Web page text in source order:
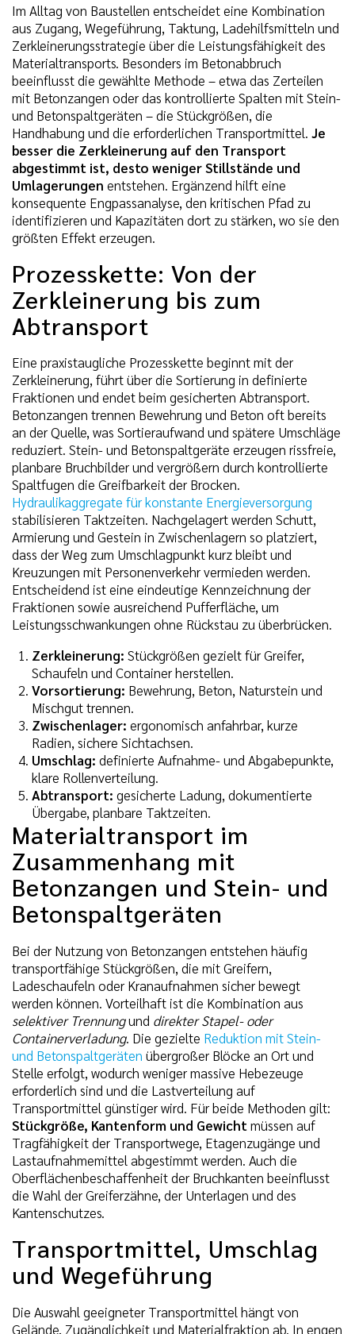
Im Alltag von Baustellen entscheidet eine Kombination
aus Zugang, Wegeführung, Taktung, Ladehilfsmitteln und
Zerkleinerungsstrategie über die Leistungsfähigkeit des
Materialtransports. Besonders im Betonabbruch
beeinflusst die gewählte Methode – etwa das Zerteilen
mit Betonzangen oder das kontrollierte Spalten mit Stein-
und Betonspaltgeräten – die Stückgrößen, die
Handhabung und die erforderlichen Transportmittel. Je
besser die Zerkleinerung auf den Transport
abgestimmt ist, desto weniger Stillstände und
Umlagerungen entstehen. Ergänzend hilft eine
konsequente Engpassanalyse, den kritischen Pfad zu
identifizieren und Kapazitäten dort zu stärken, wo sie den
größten Effekt erzeugen.
Prozesskette: Von der
Zerkleinerung bis zum
Abtransport
Eine praxistaugliche Prozesskette beginnt mit der
Zerkleinerung, führt über die Sortierung in definierte
Fraktionen und endet beim gesicherten Abtransport.
Betonzangen trennen Bewehrung und Beton oft bereits
an der Quelle, was Sortieraufwand und spätere Umschläge
reduziert. Stein- und Betonspaltgeräte erzeugen rissfreie,
planbare Bruchbilder und vergrößern durch kontrollierte
Spaltfugen die Greifbarkeit der Brocken.
Hydraulikaggregate für konstante Energieversorgung
stabilisieren Taktzeiten. Nachgelagert werden Schutt,
Armierung und Gestein in Zwischenlagern so platziert,
dass der Weg zum Umschlagpunkt kurz bleibt und
Kreuzungen mit Personenverkehr vermieden werden.
Entscheidend ist eine eindeutige Kennzeichnung der
Fraktionen sowie ausreichend Pufferfläche, um
Leistungsschwankungen ohne Rückstau zu überbrücken.
Zerkleinerung: Stückgrößen gezielt für Greifer,
Schaufeln und Container herstellen.
Vorsortierung: Bewehrung, Beton, Naturstein und
Mischgut trennen.
Zwischenlager: ergonomisch anfahrbar, kurze
Radien, sichere Sichtachsen.
Umschlag: definierte Aufnahme- und Abgabepunkte,
klare Rollenverteilung.
Abtransport: gesicherte Ladung, dokumentierte
Übergabe, planbare Taktzeiten.
Materialtransport im
Zusammenhang mit
Betonzangen und Stein- und
Betonspaltgeräten
Bei der Nutzung von Betonzangen entstehen häufig
transportfähige Stückgrößen, die mit Greifern,
Ladeschaufeln oder Kranaufnahmen sicher bewegt
werden können. Vorteilhaft ist die Kombination aus
selektiver Trennungund direkter Stapel- oder
Containerverladung. Die gezielte Reduktion mit Stein-
und Betonspaltgeräten übergroßer Blöcke an Ort und
Stelle erfolgt, wodurch weniger massive Hebezeuge
erforderlich sind und die Lastverteilung auf
Transportmittel günstiger wird. Für beide Methoden gilt:
Stückgröße, Kantenform und Gewichtmüssen auf
Tragfähigkeit der Transportwege, Etagenzugänge und
Lastaufnahmemittel abgestimmt werden. Auch die
Oberflächenbeschaffenheit der Bruchkanten beeinflusst
die Wahl der Greiferzähne, der Unterlagen und des
Kantenschutzes.
Transportmittel, Umschlag
und Wegeführung
Die Auswahl geeigneter Transportmittel hängt von
Gelände, Zugänglichkeit und Materialfraktion ab. In engen